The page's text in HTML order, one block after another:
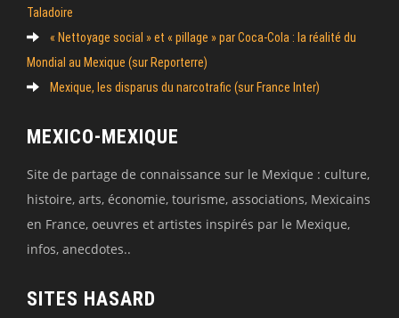
Taladoire
« Nettoyage social » et « pillage » par Coca-Cola : la réalité du
Mondial au Mexique (sur Reporterre)
Mexique, les disparus du narcotrafic (sur France Inter)
MEXICO-MEXIQUE
Site de partage de connaissance sur le Mexique : culture,
histoire, arts, économie, tourisme, associations, Mexicains
en France, oeuvres et artistes inspirés par le Mexique,
infos, anecdotes..
SITES HASARD